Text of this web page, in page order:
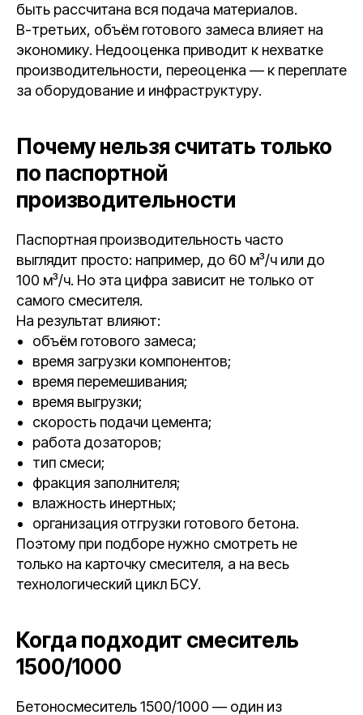
быть рассчитана вся подача материалов.
В-третьих, объём готового замеса влияет на
экономику. Недооценка приводит к нехватке
производительности, переоценка — к переплате
за оборудование и инфраструктуру.
Почему нельзя считать только
по паспортной
производительности
Паспортная производительность часто
выглядит просто: например, до 60 м³/ч или до
100 м³/ч. Но эта цифра зависит не только от
самого смесителя.
На результат влияют:
объём готового замеса;
время загрузки компонентов;
время перемешивания;
время выгрузки;
скорость подачи цемента;
работа дозаторов;
тип смеси;
фракция заполнителя;
влажность инертных;
организация отгрузки готового бетона.
Поэтому при подборе нужно смотреть не
только на карточку смесителя, а на весь
технологический цикл БСУ.
Когда подходит смеситель
1500/1000
Бетоносмеситель 1500/1000 — один из